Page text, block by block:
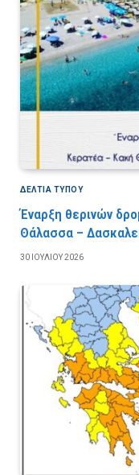
ΔΕΛΤΙΑ ΤΥΠΟΥ
Έναρξη θερινών
Θάλασσα –
30 ΙΟΥΛΊΟΥ 2026